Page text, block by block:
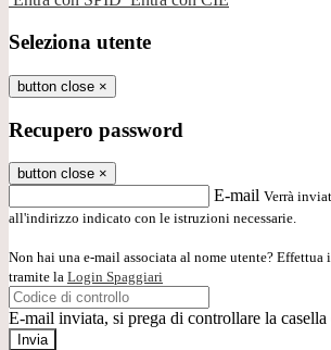
Seleziona utente
button close ×
Recupero password
button close ×
E-mail Verrà
all'indirizzo indicato con le istruzioni necessarie.
Non hai una e-mail associata al nome utente? Effettua
tramite la Login Spaggiari
E-mail inviata, si prega di controllare la